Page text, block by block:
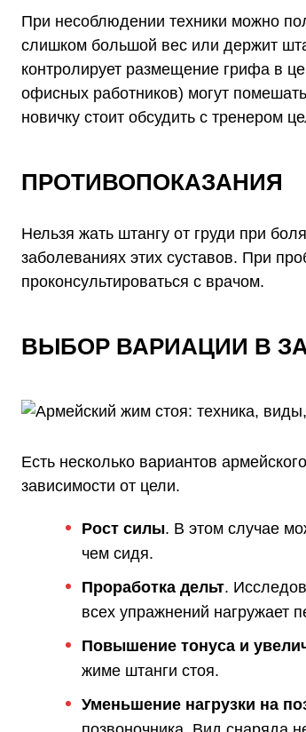
При несоблюдении техники можно
слишком большой вес или держит
контролирует размещение грифа в
офисных работников) могут
новичку стоит обсудить с тренером
ПРОТИВОПОКАЗАНИЯ
Нельзя жать штангу от груди при
заболеваниях этих суставов. При
проконсультироваться с врачом.
ВЫБОР ВАРИАЦИИ В
Есть несколько вариантов
зависимости от цели.
Рост силы. В этом случае
чем сидя.
Проработка дельт.
всех упражнений нагружает
Повышение тонуса и
жиме штанги стоя.
Уменьшение нагрузки на